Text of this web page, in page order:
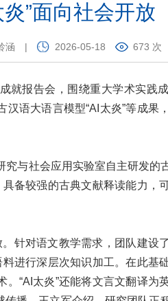
”面向社会开放
涵 | 2026-05-18 673 次
就报告会，围绕重大学术实践
语大语言模型“AI太炎”等成果
究与社会应用实验室自主研发的
备较强的古典文献释读能力，
针对语文教学需求，团队建设
进行深层次知识加工。在此基
“AI太炎”还能将文言文翻译为